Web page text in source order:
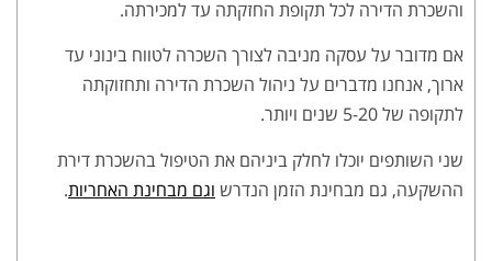
והשכרת הדירה לכל תקופת החזקתה עד למכירתה.
אם מדובר על עסקה מניבה לצורך השכרה לטווח בינוני עד
ארוך, אנחנו מדברים על ניהול השכרת הדירה ותחזוקתה
לתקופה של 5-20 שנים ויותר.
שני השותפים יוכלו לחלק ביניהם את הטיפול בהשכרת דירת
ההשקעה, גם מבחינת הזמן הנדרש וגם מבחינת האחריות.